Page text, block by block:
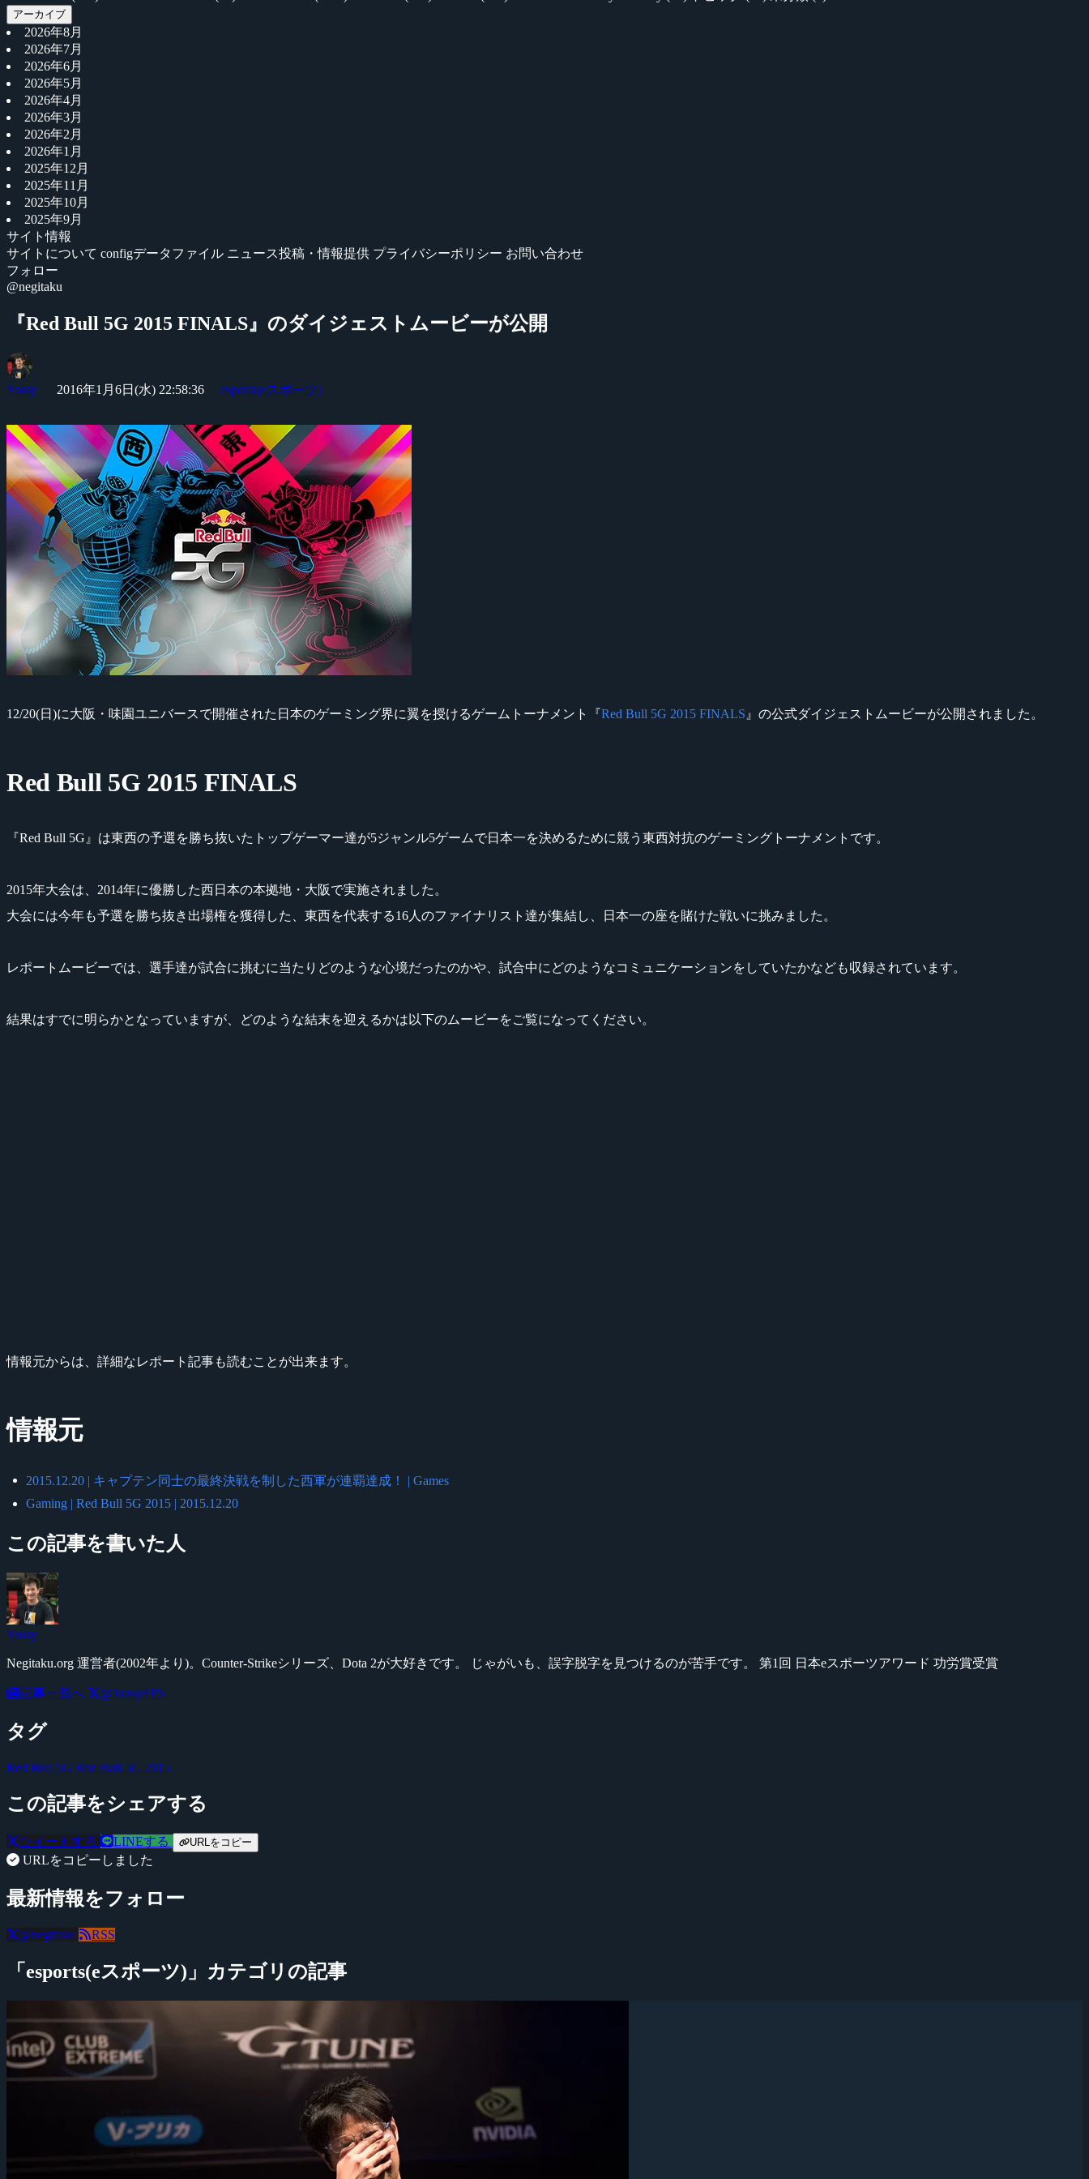
アーカイブ
2026年8月
2026年7月
2026年6月
2026年5月
2026年4月
2026年3月
2026年2月
2026年1月
2025年12月
2025年11月
2025年10月
2025年9月
サイト情報
サイトについて configデータファイル ニュース投稿・情報提供 プライバシーポリシー お問い合わせ
フォロー
@negitaku
『Red Bull 5G 2015 FINALS』のダイジェストムービーが公開
Yossy 2016年1月6日(水) 22:58:36 esports(eスポーツ)
12/20(日)に大阪・味園ユニバースで開催された日本のゲーミング界に翼を授けるゲームトーナメント『Red Bull 5G 2015 FINALS 』の公式ダイジェストムービーが公開されました。
Red Bull 5G 2015 FINALS
『Red Bull 5G』は東西の予選を勝ち抜いたトップゲーマー達が5ジャンル5ゲームで日本一を決めるために競う東西対抗のゲーミングトーナメントです。
2015年大会は、2014年に優勝した西日本の本拠地・大阪で実施されました。
大会には今年も予選を勝ち抜き出場権を獲得した、東西を代表する16人のファイナリスト達が集結し、日本一の座を賭けた戦いに挑みました。
レポートムービーでは、選手達が試合に挑むに当たりどのような心境だったのかや、試合中にどのようなコミュニケーションをしていたかなども収録されています。
結果はすでに明らかとなっていますが、どのような結末を迎えるかは以下のムービーをご覧になってください。
情報元からは、詳細なレポート記事も読むことが出来ます。
情報元
2015.12.20 | キャプテン同士の最終決戦を制した西軍が連覇達成！ | Games
Gaming | Red Bull 5G 2015 | 2015.12.20
この記事を書いた人
Yossy
Negitaku.org 運営者(2002年より)。Counter-Strikeシリーズ、Dota 2が大好きです。 じゃがいも、誤字脱字を見つけるのが苦手です。 第1回 日本eスポーツアワード 功労賞受賞
記事一覧へ @YossyFPS
タグ
Red Bull 5G Red Bull 5G 2015
この記事をシェアする
ツイートする LINEする URLをコピー
URLをコピーしました
最新情報をフォロー
@negitaku RSS
「esports(eスポーツ)」カテゴリの記事